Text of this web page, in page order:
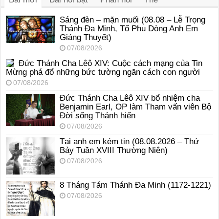
Sáng đèn – mặn muối (08.08 – Lễ Trọng
Thánh Đa Minh, Tổ Phụ Dòng Anh Em
Giảng Thuyết)
07/08/2026
Đức Thánh Cha Lêô XIV: Cuộc cách mạng của Tin
Mừng phá đổ những bức tường ngăn cách con người
07/08/2026
Đức Thánh Cha Lêô XIV bổ nhiệm cha
Benjamin Earl, OP làm Tham vấn viên Bộ
Đời sống Thánh hiến
07/08/2026
Tại anh em kém tin (08.08.2026 – Thứ
Bảy Tuần XVIII Thường Niên)
07/08/2026
8 Tháng Tám Thánh Ða Minh (1172-1221)
07/08/2026